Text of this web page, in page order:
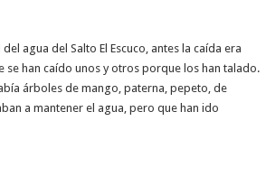
agua del Salto El Escuco, antes la caída era
se han caído unos y otros porque los han talado.
árboles de mango, paterna, pepeto, de
a mantener el agua, pero que han ido